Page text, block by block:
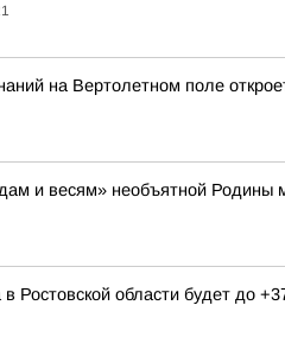
на Вертолетном поле
и весям» необъятной Родины
в Ростовской области будет до